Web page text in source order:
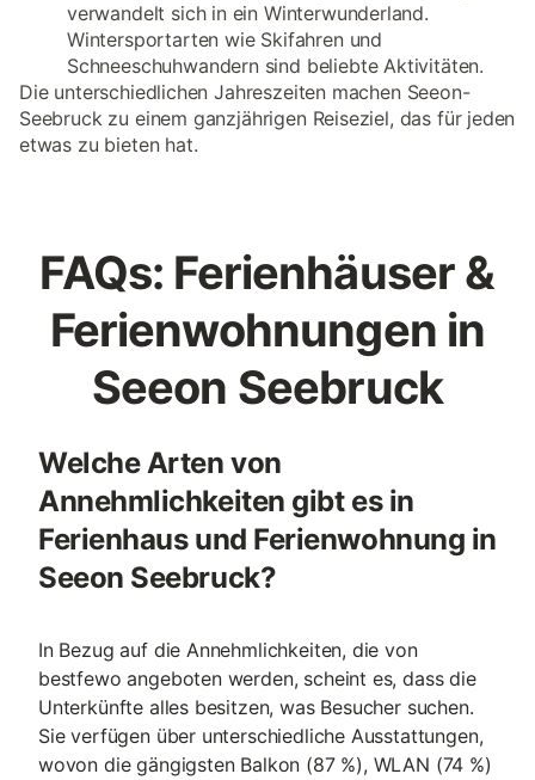
verwandelt sich in ein Winterwunderland.
Wintersportarten wie Skifahren und
Schneeschuhwandern sind beliebte Aktivitäten.
Die unterschiedlichen Jahreszeiten machen Seeon-
Seebruck zu einem ganzjährigen Reiseziel, das für jeden
etwas zu bieten hat.
FAQs: Ferienhäuser &
Ferienwohnungen in
Seeon Seebruck
Welche Arten von
Annehmlichkeiten gibt es in
Ferienhaus und Ferienwohnung in
Seeon Seebruck?
In Bezug auf die Annehmlichkeiten, die von
bestfewo angeboten werden, scheint es, dass die
Unterkünfte alles besitzen, was Besucher suchen.
Sie verfügen über unterschiedliche Ausstattungen,
wovon die gängigsten Balkon (87 %), WLAN (74 %)